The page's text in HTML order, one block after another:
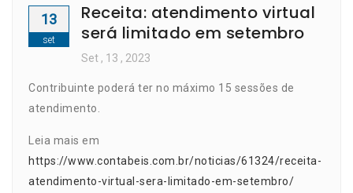
13
set
Receita: atendimento virtual
será limitado em setembro
Set , 13 , 2023
Contribuinte poderá ter no máximo 15 sessões de
atendimento.
Leia mais em
https://www.contabeis.com.br/noticias/61324/receita-
atendimento-virtual-sera-limitado-em-setembro/